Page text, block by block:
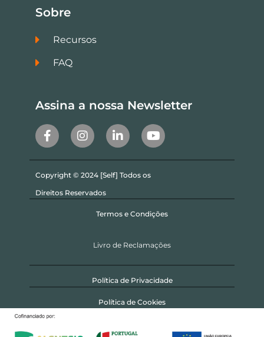
Sobre
Recursos
FAQ
Assina a nossa Newsletter
Copyright © 2024 [Self] Todos os
Direitos Reservados
Termos e Condições
Livro de Reclamações
Política de Privacidade
Política de Cookies